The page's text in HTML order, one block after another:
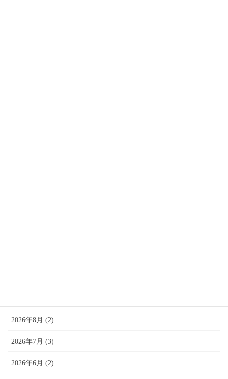
2026年8月 (2)
2026年7月 (3)
2026年6月 (2)